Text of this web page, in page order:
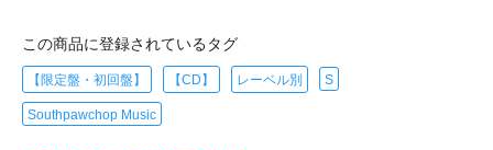
この商品に登録されているタグ
【限定盤・初回盤】 【CD】 レーベル別 S
Southpawchop Music